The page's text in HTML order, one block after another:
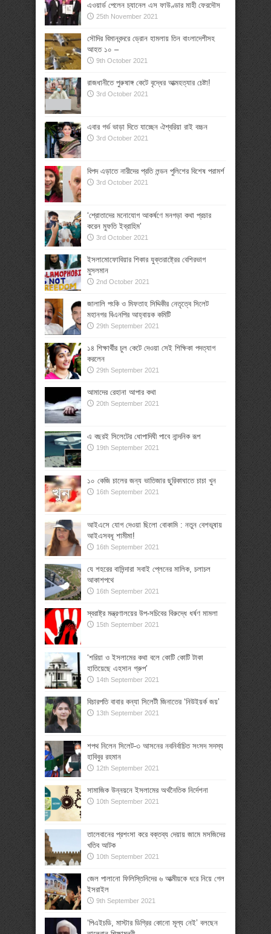
এওয়ার্ড পেলেন চ্যানেল এস ফাউণ্ডার মাহী ফেরদৌস
25th November 2021
সৌদির বিমানবন্দরে ড্রোন হামলায় তিন বাংলাদেশীসহ
আহত ১০ –
9th October 2021
রাজধানীতে পুরুষাঙ্গ কেটে বৃদ্ধের আত্মহত্যার চেষ্টা!
3rd October 2021
এবার গর্ভ ভাড়া দিতে যাচ্ছেন ঐশ্বরিয়া রাই বচ্চন
3rd October 2021
বিপদ এড়াতে নারীদের প্রতি লন্ডন পুলিশের বিশেষ পরামর্শ
3rd October 2021
‘শ্রোতাদের মনোযোগ আকর্ষণে মনগড়া কথা প্রচার
করেন মুফতি ইব্রাহিম’
3rd October 2021
ইসলামোফোবিয়ার শিকার যুক্তরাষ্ট্রের বেশিরভাগ
মুসলমান
2nd October 2021
জালালি পংকি ও মিফতাহ সিদ্দিকীর নেতৃত্বে সিলেট
মহানগর বিএনপির আহ্বায়ক কমিটি
29th September 2021
১৪ শিক্ষার্থীর চুল কেটে দেওয়া সেই শিক্ষিকা পদত্যাগ
করলেন
29th September 2021
আমাদের রেহানা আপার কথা
20th September 2021
এ বছরই সিলেটের ধোপাদিঘী পাবে নান্দনিক রূপ
19th September 2021
১০ কেজি চালের জন্য ভাতিজার ছুরিকাঘাতে চাচা খুন
16th September 2021
আইএসে যোগ দেওয়া ছিলো বোকামি : নতুন বেশভূষায়
আইএসবধূ শামীমা!
16th September 2021
যে শহরের বাসিন্দারা সবাই প্লেনের মালিক, চলাচল
আকাশপথে
16th September 2021
স্বরাষ্ট্র মন্ত্রণালয়ের উপ-সচিবের বিরুদ্ধে ধর্ষণ মামলা
15th September 2021
‘শরিয়া ও ইসলামের কথা বলে কোটি কোটি টাকা
হাতিয়েছে এহসান গ্রুপ’
14th September 2021
বিচারপতি বাবার কন্যা সিলেটী জিনাতের ‘নিউইয়র্ক জয়’
13th September 2021
শপথ নিলেন সিলেট-৩ আসনের নবনির্বাচিত সংসদ সদস্য
হাবিবুর রহমান
12th September 2021
সামাজিক উন্নয়নে ইসলামের অর্থনৈতিক নির্দেশনা
10th September 2021
তালেবানের প্রশংসা করে বক্তব্য দেয়ায় জামে মসজিদের
খতিব আটক
10th September 2021
জেল পালানো ফিলিস্তিনিদের ৬ আত্মীয়কে ধরে নিয়ে গেল
ইসরাইল
9th September 2021
‘পিএইচডি, মাস্টার ডিগ্রির কোনো মূল্য নেই’ বলছেন